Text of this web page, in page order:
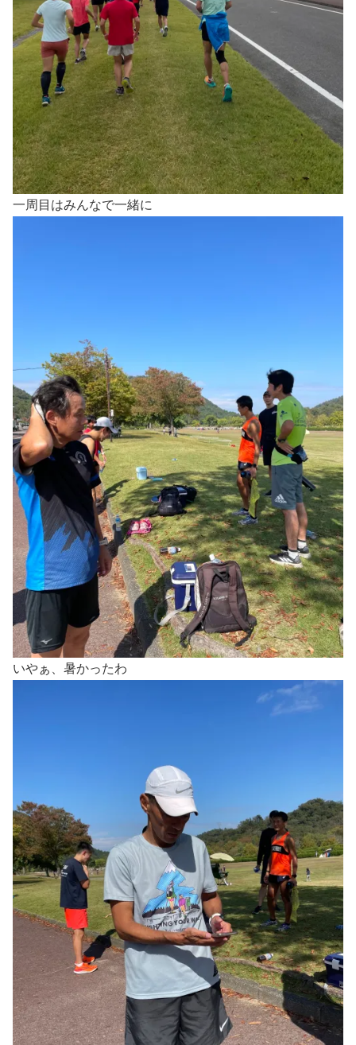
一周目はみんなで一緒に
いやぁ、暑かったわ